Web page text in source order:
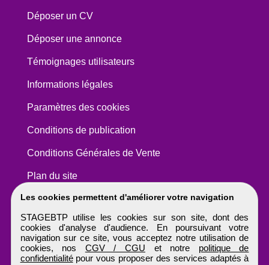
Les cookies permettent d'améliorer votre navigation
STAGEBTP utilise les cookies sur son site, dont des
cookies d'analyse d'audience. En poursuivant votre
navigation sur ce site, vous acceptez notre utilisation de
cookies, nos CGV / CGU et notre politique de
confidentialitépour vous proposer des services adaptés à
Déposer un CV
Déposer une annonce
Témoignages utilisateurs
Informations légales
Paramètres des cookies
Conditions de publication
Conditions Générales de Vente
Plan du site